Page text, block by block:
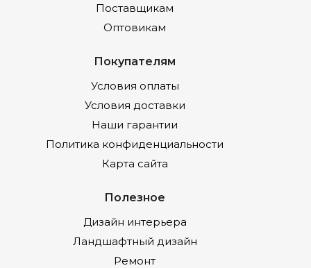
Поставщикам
Оптовикам
Покупателям
Условия оплаты
Условия доставки
Наши гарантии
Политика конфиденциальности
Карта сайта
Полезное
Дизайн интерьера
Ландшафтный дизайн
Ремонт